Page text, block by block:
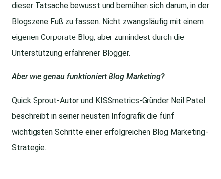
dieser Tatsache bewusst und bemühen sich darum, in der
Blogszene Fuß zu fassen. Nicht zwangsläufig mit einem
eigenen Corporate Blog, aber zumindest durch die
Unterstützung erfahrener Blogger.
Aber wie genau funktioniert Blog Marketing?
Quick Sprout-Autor und KISSmetrics-Gründer Neil Patel
beschreibt in seiner neusten Infografik die fünf
wichtigsten Schritte einer erfolgreichen Blog Marketing-
Strategie.